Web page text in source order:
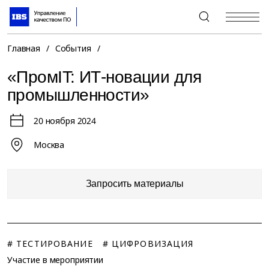
+7 (495) 967-80-80
Главная / События /
«ПромIT: ИТ-новации для
промышленности»
20 ноября 2024
Москва
Запросить материалы
# ТЕСТИРОВАНИЕ
# ЦИФРОВИЗАЦИЯ
Участие в мероприятии